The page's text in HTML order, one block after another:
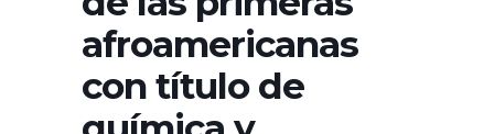
afroamericanas
con título de